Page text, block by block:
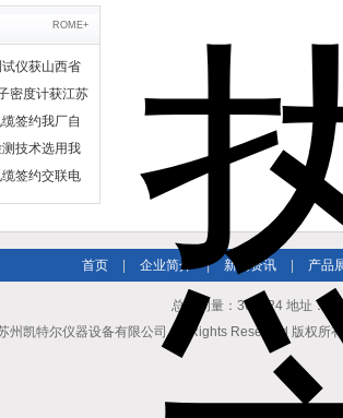
ROME+
仪获山西省
密度计获江苏
用
签约我厂自
检测设备
技术选用我
箱
签约交联电
首页 企业简介 | 新闻资讯 产品
总访问量：362624 地址：
州凯特尔仪器设备有限公司 All Rights Reserved 版权所